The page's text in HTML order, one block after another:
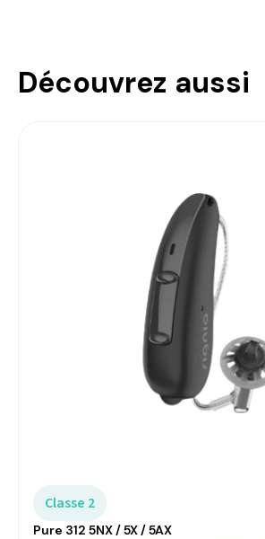
Découvrez aussi
Classe 2
Pure 312 5NX / 5X / 5AX